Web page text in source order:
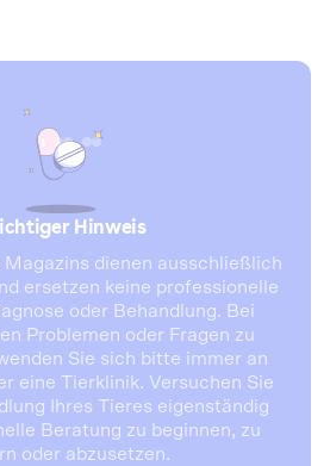
Hinweis
Magazins dienen ausschließlich
ersetzen keine professionelle
oder Behandlung. Bei
Problemen oder Fragen zu
Sie sich bitte immer an
eine Tierklinik. Versuchen Sie
Ihres Tieres eigenständig
Beratung zu beginnen, zu
oder abzusetzen.